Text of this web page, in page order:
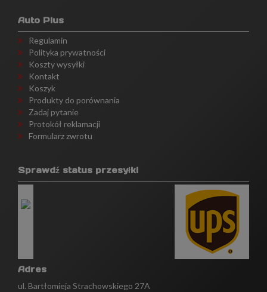
Auto Plus
Regulamin
Polityka prywatności
Koszty wysyłki
Kontakt
Koszyk
Produkty do porównania
Zadaj pytanie
Protokół reklamacji
Formularz zwrotu
Sprawdź status przesyłki
Adres
ul. Bartłomieja Strachowskiego 27A